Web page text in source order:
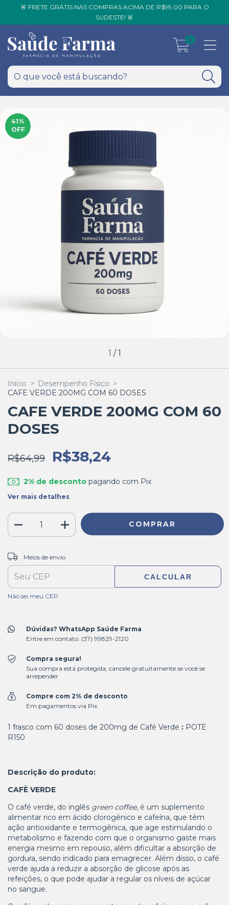
🚨 FRETE GRÁTIS NAS COMPRAS ACIMA DE R$99,00 PARA O
SUDESTE! 🚨
0
41%
OFF
1 /1
Início > Desempenho Físico >
CAFE VERDE 200MG COM 60 DOSES
CAFE VERDE 200MG COM 60
DOSES
R$64,99 R$38,24
2% de desconto pagando com Pix
Ver mais detalhes
Entregas para o CEP:
Meios de envio
CALCULAR
Não sei meu CEP
Dúvidas? WhatsApp Saúde Farma
Entre em contato: (37) 99829-2120
Compra segura!
Sua compra está protegida, cancele gratuitamente se você se
arrepender.
Compre com 2% de desconto
Em pagamentos via Pix
1 frasco com 60 doses de 200mg de Café Verde : POTE
R150
Descrição do produto:
CAFÈ VERDE
O café verde, do inglês green coffee, é um suplemento
alimentar rico em ácido clorogênico e cafeína, que têm
ação antioxidante e termogênica, que age estimulando o
metabolismo e fazendo com que o organismo gaste mais
energia mesmo em repouso, além dificultar a absorção de
gordura, sendo indicado para emagrecer. Além disso, o café
verde ajuda a reduzir a absorção de glicose após as
refeições, o que pode ajudar a regular os níveis de açúcar
no sangue.